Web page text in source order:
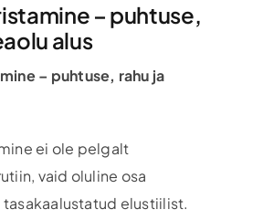
– puhtuse,
alus
– puhtuse, rahu ja
ei ole pelgalt
vaid oluline osa
elustiilist.